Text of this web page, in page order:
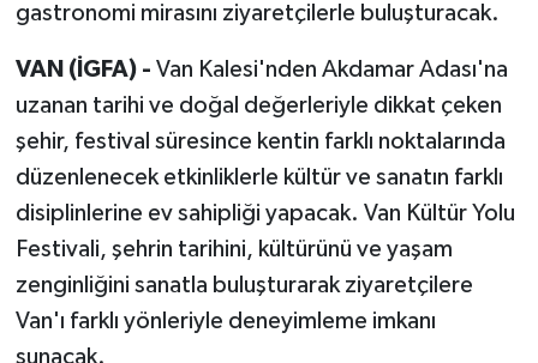
gastronomi mirasını ziyaretçilerle buluşturacak.
VAN (İGFA) - Van Kalesi'nden Akdamar Adası'na
uzanan tarihi ve doğal değerleriyle dikkat çeken
şehir, festival süresince kentin farklı noktalarında
düzenlenecek etkinliklerle kültür ve sanatın farklı
disiplinlerine ev sahipliği yapacak. Van Kültür Yolu
Festivali, şehrin tarihini, kültürünü ve yaşam
zenginliğini sanatla buluşturarak ziyaretçilere
Van'ı farklı yönleriyle deneyimleme imkanı
sunacak.